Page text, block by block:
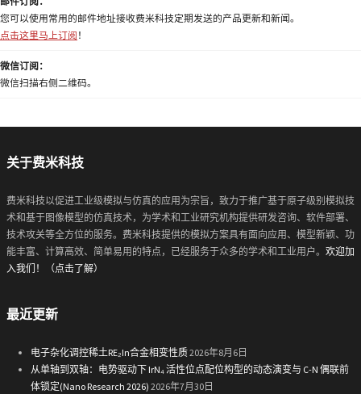
您可以使用常用的邮件地址接收费米科技定期发送的产品更新和新闻。
点击这里马上订阅 ！
微信订阅：
微信扫描右侧二维码。
关于费米科技
费米科技以促进工业级模拟与仿真的应用为宗旨，致力于推广基于原子级别模拟技
术和基于图像模型的仿真技术，为学术和工业研究机构提供研发咨询、软件部署、
技术攻关等全方位的服务。费米科技提供的模拟方案具有面向应用、模型新颖、功
能丰富、计算高效、简单易用的特点，已经服务于众多的学术和工业用户。 欢迎加
入我们！（点击了解）
最近更新
电子杂化调控稀土RE₂In合金相变性质2026年8月6日
从单轴到双轴：电势驱动下 IrN₄ 活性位点配位构型的动态演变与 C-N 偶联前
体锁定(Nano Research 2026) 2026年7月30日